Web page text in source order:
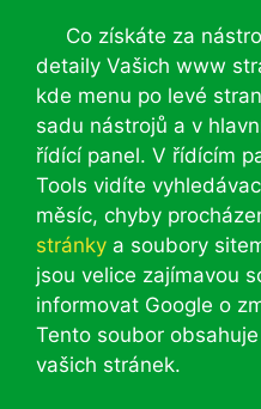
Co získáte za
detaily Vašich www
kde menu po levé
sadu nástrojů a v
řídící panel. V řídícím
Tools vidíte
měsíc, chyby
stránky a soubory
jsou velice zajímavou
informovat Google o
Tento soubor
vašich stránek.